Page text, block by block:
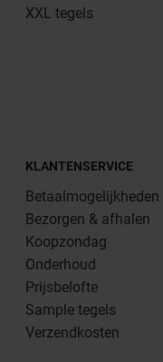
XXL tegels
KLANTENSERVICE
Betaalmogelijkheden
Bezorgen & afhalen
Koopzondag
Onderhoud
Prijsbelofte
Sample tegels
Verzendkosten